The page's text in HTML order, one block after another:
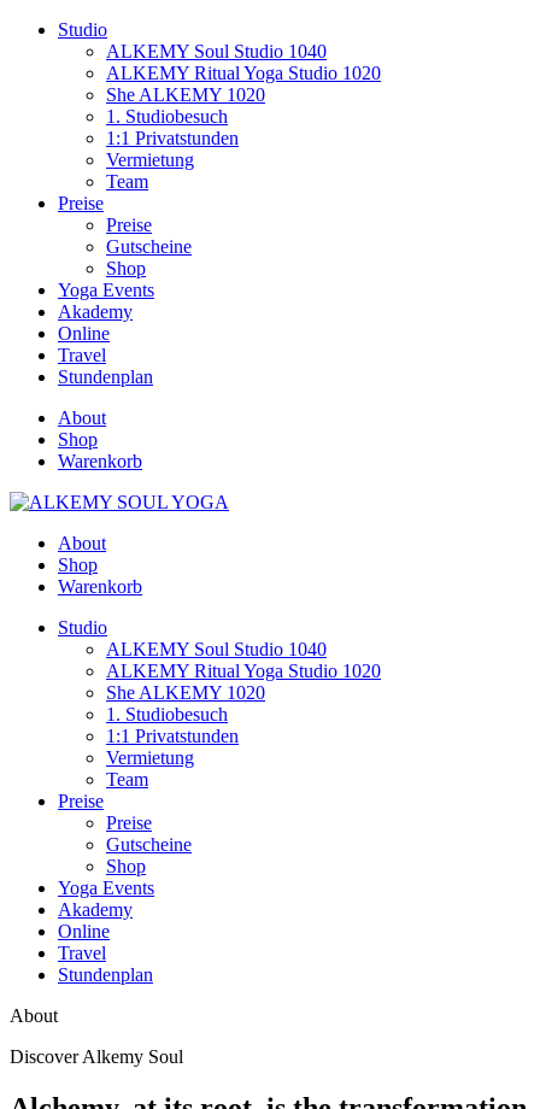
Studio
ALKEMY Soul Studio 1040
ALKEMY Ritual Yoga Studio 1020
She ALKEMY 1020
1. Studiobesuch
1:1 Privatstunden
Vermietung
Team
Preise
Preise
Gutscheine
Shop
Yoga Events
Akademy
Online
Travel
Stundenplan
About
Shop
Warenkorb
About
Shop
Warenkorb
Studio
ALKEMY Soul Studio 1040
ALKEMY Ritual Yoga Studio 1020
She ALKEMY 1020
1. Studiobesuch
1:1 Privatstunden
Vermietung
Team
Preise
Preise
Gutscheine
Shop
Yoga Events
Akademy
Online
Travel
Stundenplan
About
Discover Alkemy Soul